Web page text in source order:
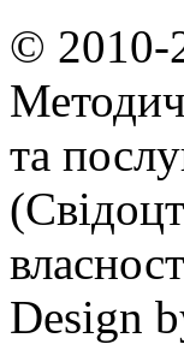
© 2010-
та
Design